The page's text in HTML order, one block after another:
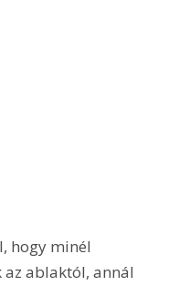
hogy minél
ablaktól, annál